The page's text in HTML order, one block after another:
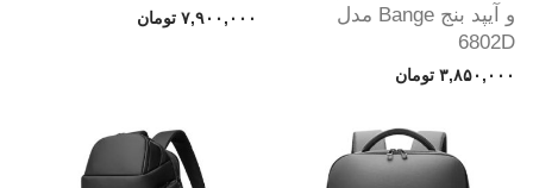
و آیپد بنج Bange مدل
6802D
۳,۸۵۰,۰۰۰ تومان
۷,۹۰۰,۰۰۰ تومان